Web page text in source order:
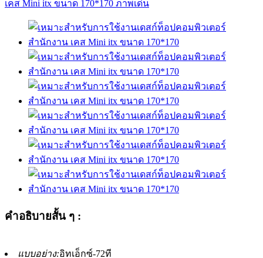
คำอธิบายสั้น ๆ :
แบบอย่าง:อิทเอ็กซ์-72ที